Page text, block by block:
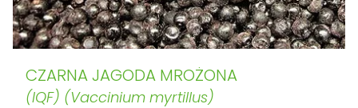
CZARNA JAGODA MROŻONA
(IQF) (Vaccinium myrtillus)